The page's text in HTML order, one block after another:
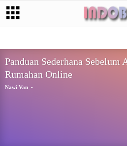
Panduan Sederhana
Rumahan Online
Nawi Van -